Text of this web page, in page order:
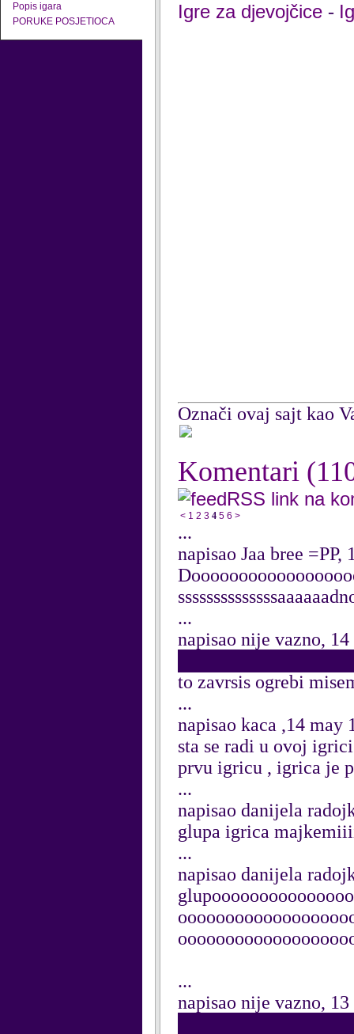
Popis igara
PORUKE POSJETIOCA
Igre za djevojčice -
Označi ovaj sajt kao
Komentari
RSS link na
< 1 2 3 4 5 6 >
...
napisao Jaa bree =PP,
...
napisao nije vazno,
to zavrsis ogrebi
...
napisao kaca ,14 may
sta se radi u ovoj
prvu igricu , igrica je
...
napisao danijela
glupa igrica
...
napisao danijela
...
napisao nije vazno,